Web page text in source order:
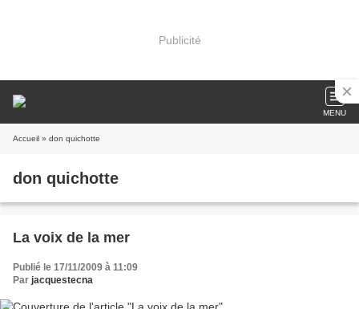
Publicité
MENU
Accueil » don quichotte
don quichotte
La voix de la mer
Publié le 17/11/2009 à 11:09
Par jacquestecna